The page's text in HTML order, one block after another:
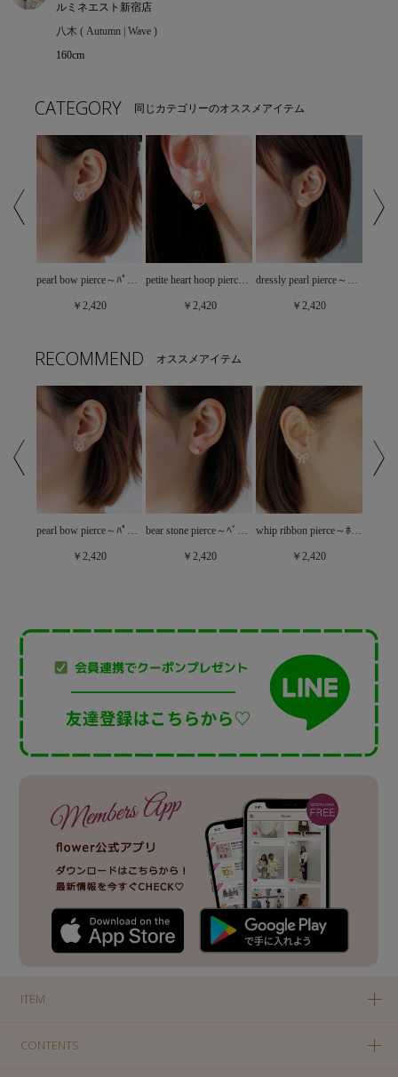
ルミネエスト新宿店
八木 ( Autumn | Wave )
160cm
CATEGORY 同じカテゴリーのオススメアイテム
pearl bow pierce～ﾊﾟｰﾙﾎﾞｳﾋﾟｱｽ
￥2,420
petite heart hoop pierce～ﾌﾟﾁﾊｰﾄﾌｰﾌﾟﾋﾟｱｽ
￥2,420
dressly pearl pierce～ﾄﾞﾚｽﾘｰﾊﾟｰﾙﾋﾟｱｽ
￥2,420
RECOMMEND オススメアイテム
pearl bow pierce～ﾊﾟｰﾙﾎﾞｳﾋﾟｱｽ
￥2,420
bear stone pierce～ﾍﾞｱｽﾄｰﾝﾋﾟｱｽ
￥2,420
whip ribbon pierce～ﾎｲｯﾌﾟﾘﾎﾞﾝﾋﾟｱｽ
￥2,420
ITEM
CONTENTS